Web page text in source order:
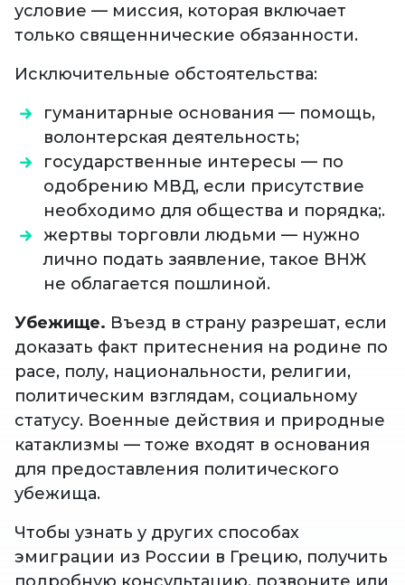
условие — миссия, которая включает
только священнические обязанности.
Исключительные обстоятельства:
гуманитарные основания — помощь,
волонтерская деятельность;
государственные интересы — по
одобрению МВД, если присутствие
необходимо для общества и порядка;.
жертвы торговли людьми — нужно
лично подать заявление, такое ВНЖ
не облагается пошлиной.
Убежище. Въезд в страну разрешат, если
доказать факт притеснения на родине по
расе, полу, национальности, религии,
политическим взглядам, социальному
статусу. Военные действия и природные
катаклизмы — тоже входят в основания
для предоставления политического
убежища.
Чтобы узнать у других способах
эмиграции из России в Грецию, получить